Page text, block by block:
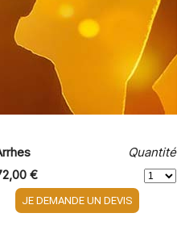
Quantité
€
JE DEMANDE UN DEVIS